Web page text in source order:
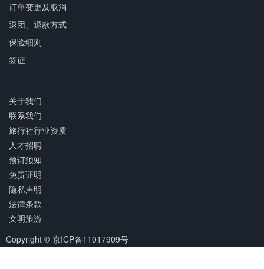
订单变更及取消
退团、退款方式
保险细则
签证
关于我们
联系我们
旅行社行业资质
人才招聘
预订须知
免责证明
隐私声明
法律条款
文明旅游
Copyright © 京ICP备11017909号